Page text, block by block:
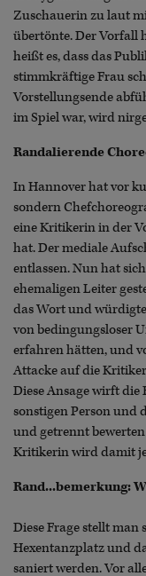
Zuschauerin zu laut
übertönte. Der Vorfall
heißt es, dass das
stimmkräftige Frau
Vorstellungsende
im Spiel war, wird
Randalierende
In Hannover hat vor
sondern
eine Kritikerin in der
hat. Der mediale
entlassen. Nun hat
ehemaligen Leiter
das Wort und
von bedingungsloser
erfahren hätten, und
Attacke auf die
Diese Ansage wirft die
sonstigen Person und
und getrennt
Kritikerin wird damit
Rand...bemerkung:
Diese Frage stellt man
Hexentanzplatz und
saniert werden. Vor